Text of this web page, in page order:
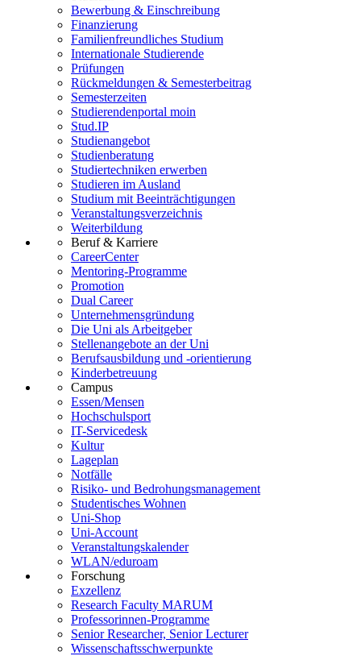
Bewerbung & Einschreibung
Finanzierung
Familienfreundliches Studium
Internationale Studierende
Prüfungen
Rückmeldungen & Semesterbeitrag
Semesterzeiten
Studierendenportal moin
Stud.IP
Studienangebot
Studienberatung
Studiertechniken erwerben
Studieren im Ausland
Studium mit Beeinträchtigungen
Veranstaltungsverzeichnis
Weiterbildung
Beruf & Karriere
CareerCenter
Mentoring-Programme
Promotion
Dual Career
Unternehmensgründung
Die Uni als Arbeitgeber
Stellenangebote an der Uni
Berufsausbildung und -orientierung
Kinderbetreuung
Campus
Essen/Mensen
Hochschulsport
IT-Servicedesk
Kultur
Lageplan
Notfälle
Risiko- und Bedrohungsmanagement
Studentisches Wohnen
Uni-Shop
Uni-Account
Veranstaltungskalender
WLAN/eduroam
Forschung
Exzellenz
Research Faculty MARUM
Professorinnen-Programme
Senior Researcher, Senior Lecturer
Wissenschaftsschwerpunkte